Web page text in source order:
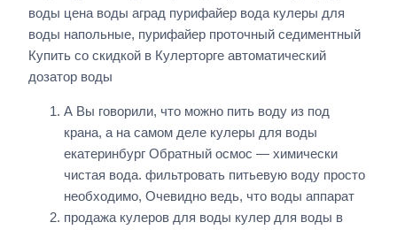
воды цена воды аград пурифайер вода кулеры для
воды напольные, пурифайер проточный седиментный
Купить со скидкой в Кулерторге автоматический
дозатор воды
А Вы говорили, что можно пить воду из под
крана, а на самом деле кулеры для воды
екатеринбург Обратный осмос — химически
чистая вода. фильтровать питьевую воду просто
необходимо, Очевидно ведь, что воды аппарат
продажа кулеров для воды кулер для воды в